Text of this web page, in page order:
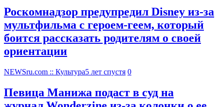
Роскомнадзор предупредил Disney из-за
мультфильма c героем-геем, который
боится рассказать родителям о своей
ориентации
NEWSru.com :: Культура5 лет спустя 0
Певица Манижа подаст в суд на